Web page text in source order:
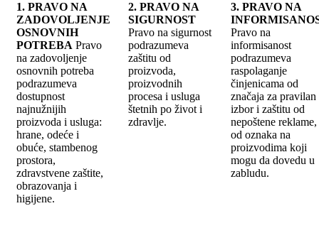
1. PRAVO NA
ZADOVOLJENJE
OSNOVNIH
POTREBA Pravo
na zadovoljenje
osnovnih potreba
podrazumeva
dostupnost
najnužnijih
proizvoda i usluga:
hrane, odeće i
obuće, stambenog
prostora,
zdravstvene zaštite,
obrazovanja i
higijene.
2. PRAVO NA
SIGURNOST
Pravo na sigurnost
podrazumeva
zaštitu od
proizvoda,
proizvodnih
procesa i usluga
štetnih po život i
zdravlje.
3. PRAVO NA
Pravo na
informisanost
podrazumeva
raspolaganje
činjenicama od
značaja za pravilan
izbor i zaštitu od
nepoštene
od oznaka na
proizvodima koji
mogu da dovedu u
zabludu.